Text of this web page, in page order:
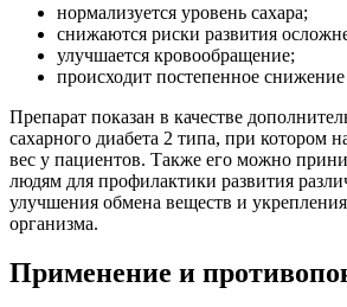
нормализуется уровень сахара;
снижаются риски развития
улучшается кровообращение;
происходит постепенное снижение
Препарат показан в качестве
сахарного диабета 2 типа, при котором
вес у пациентов. Также его можно
людям для профилактики развития
улучшения обмена веществ и
организма.
Применение и